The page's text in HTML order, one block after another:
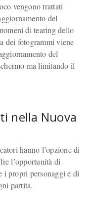
vengono trattati
del
di tearing dello
dei fotogrammi viene
del
ma limitando il
nella Nuova
hanno l’opzione di
l’opportunità di
i propri personaggi e di
partita.